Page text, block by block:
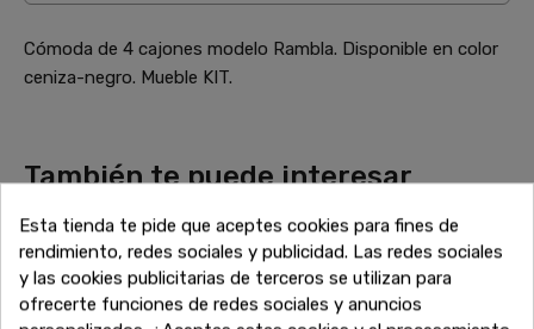
Cómoda de 4 cajones modelo Rambla. Disponible en color
ceniza-negro. Mueble KIT.
También te puede interesar
increíbles ofertas de liquidación en muebles de alta calidad.
Encuentra más sofás, armarios, mesas y todo lo que
necesitas para completar tu hogar a precios inigualables.
¡Sigue comprando y aprovecha estos descuentos
Esta tienda te pide que aceptes cookies para fines de
rendimiento, redes sociales y publicidad. Las redes sociales
y las cookies publicitarias de terceros se utilizan para
ofrecerte funciones de redes sociales y anuncios